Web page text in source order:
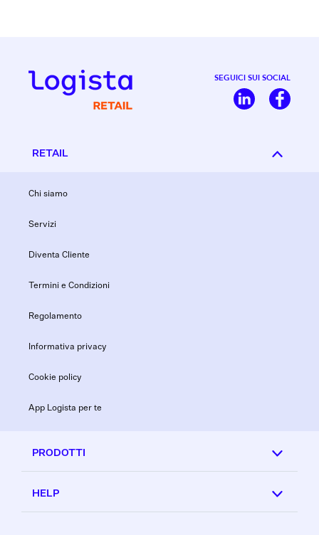
SEGUICI SUI SOCIAL
RETAIL
Chi siamo
Servizi
Diventa Cliente
Termini e Condizioni
Regolamento
Informativa privacy
Cookie policy
App Logista per te
PRODOTTI
HELP